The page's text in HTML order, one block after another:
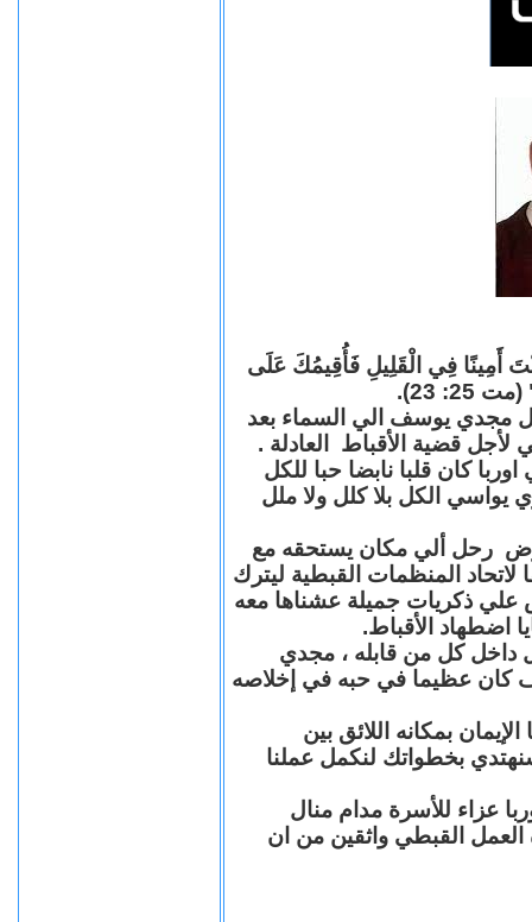
أَمِينًا فِي الْقَلِيلِ فَأُقِيمُكَ عَلَى
23).
مجدي يوسف الي السماء بعد
قضية الأقباط العادلة .
كان قلبا نابضا حبا للكل
يواسي الكل بلا كلل ولا ملل
رحل ألي مكان يستحقه مع
المنظمات القبطية ليترك
علي ذكريات جميلة عشناها معه
اضطهاد الأقباط.
داخل كل من قابله ، مجدي
عظيما في حبه في إخلاصه
بمكانه اللائق بين
بخطواتك لنكمل عملنا
عزاء للأسرة مدام منال
العمل القبطي واثقين من ان